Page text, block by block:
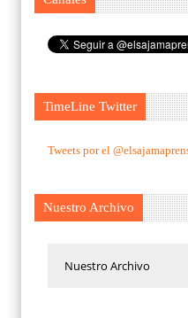
TimeLine Twitter
Tweets por el
Nuestro Archivo